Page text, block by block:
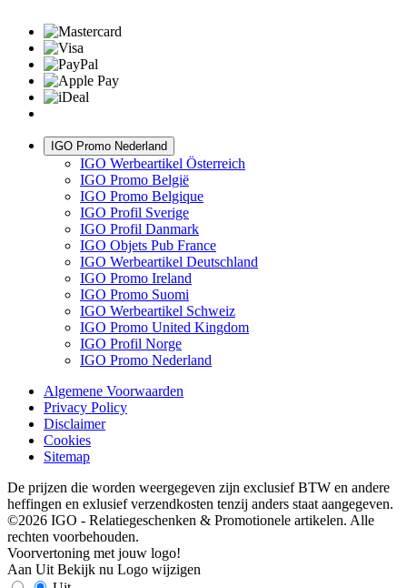
IGO Promo Nederland
IGO Werbeartikel Österreich
IGO Promo België
IGO Promo Belgique
IGO Profil Sverige
IGO Profil Danmark
IGO Objets Pub France
IGO Werbeartikel Deutschland
IGO Promo Ireland
IGO Promo Suomi
IGO Werbeartikel Schweiz
IGO Promo United Kingdom
IGO Profil Norge
IGO Promo Nederland
Algemene Voorwaarden
Privacy Policy
Disclaimer
Cookies
Sitemap
De prijzen die worden weergegeven zijn exclusief BTW en andere
heffingen en exlusief verzendkosten tenzij anders staat aangegeven.
©2026 IGO - Relatiegeschenken & Promotionele artikelen. Alle
rechten voorbehouden.
Voorvertoning met jouw logo!
Aan Uit Bekijk nu Logo wijzigen